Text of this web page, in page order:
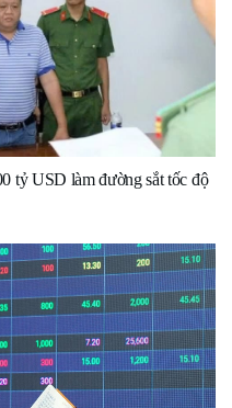
tỷ USD làm đường sắt tốc độ